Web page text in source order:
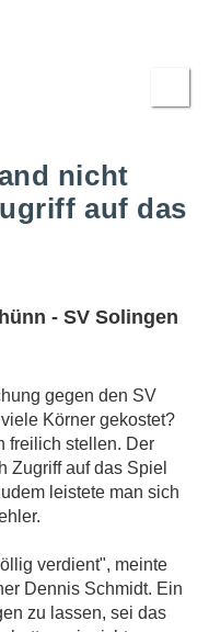
nicht
auf das
- SV Solingen
gegen den SV
Körner gekostet?
freilich stellen. Der
Zugriff auf das Spiel
leistete man sich
verdient", meinte
Dennis Schmidt. Ein
zu lassen, sei das